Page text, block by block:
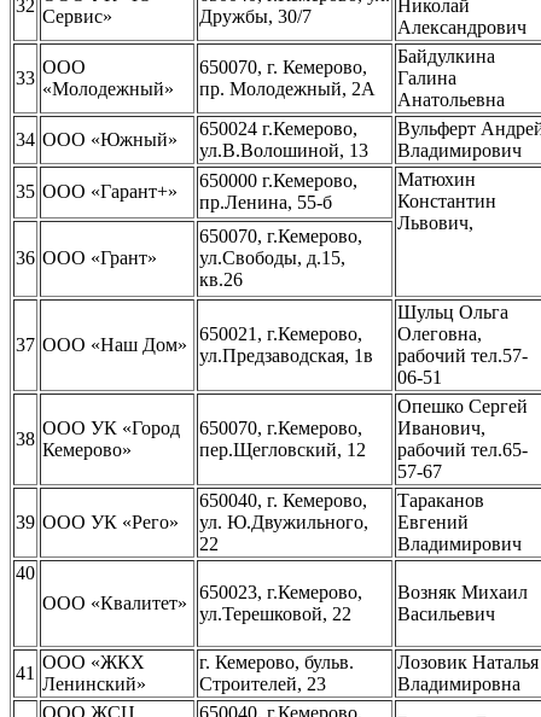
32
Сервис»
Дружбы, 30/7
Николай
Александрович
33
ООО
«Молодежный»
650070, г. Кемерово,
пр. Молодежный, 2А
Байдулкина
Галина
Анатольевна
34 ООО «Южный»
650024 г.Кемерово,
ул.В.Волошиной, 13
Вульферт
Владимирович
35 ООО «Гарант+»
650000 г.Кемерово,
пр.Ленина, 55-б
Матюхин
Константин
Львович,
36 ООО «Грант»
650070, г.Кемерово,
ул.Свободы, д.15,
кв.26
37 ООО «Наш Дом»
650021, г.Кемерово,
ул.Предзаводская, 1в
Шульц Ольга
Олеговна,
рабочий тел.57-
06-51
38
ООО УК «Город
Кемерово»
650070, г.Кемерово,
пер.Щегловский, 12
Опешко Сергей
Иванович,
рабочий тел.65-
57-67
39 ООО УК «Рего»
650040, г. Кемерово,
ул. Ю.Двужильного,
22
Тараканов
Евгений
Владимирович
40
ООО «Квалитет»
650023, г.Кемерово,
ул.Терешковой, 22
Возняк Михаил
Васильевич
41
ООО «ЖКХ
Ленинский»
г. Кемерово, бульв.
Строителей, 23
Лозовик Наталья
Владимировна
ООО ЖСЦ
650040, г.Кемерово,